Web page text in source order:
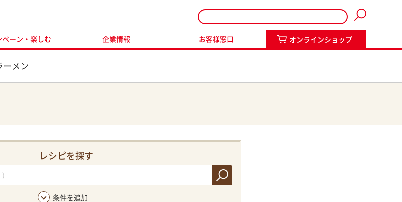
ペーン・楽しむ 企業情報 お客様窓口 オンラインショップ
オンラインショップ
ーメン
レシピを探す
条件を追加